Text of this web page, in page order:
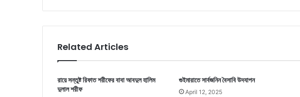
Related Articles
রায়ে সন্তুষ্ট রিফাত শরীফের বাবা আবদুল হালিম
দুলাল শরীফ
গুইমারাতে সার্বজনিন বৈসাবি উদযাপন
April 12, 2025